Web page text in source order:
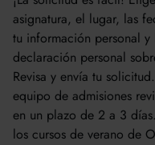
asignatura, el lugar, las
tu información personal
declaración personal
Revisa y envía tu
equipo de admisiones
en un plazo de 2 a 3 días.
los cursos de verano de